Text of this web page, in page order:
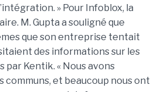
» Pour Infoblox, la
M. Gupta a souligné que
que son entreprise tentait
des informations sur les
par Kentik. « Nous avons
communs, et beaucoup nous ont